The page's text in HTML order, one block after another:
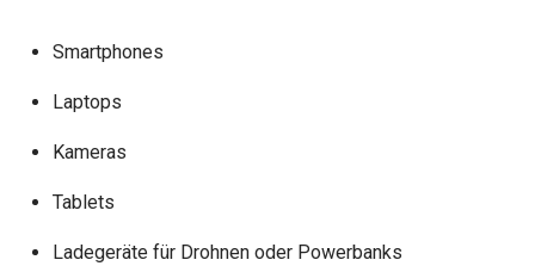
Smartphones
Laptops
Kameras
Tablets
Ladegeräte für Drohnen oder Powerbanks